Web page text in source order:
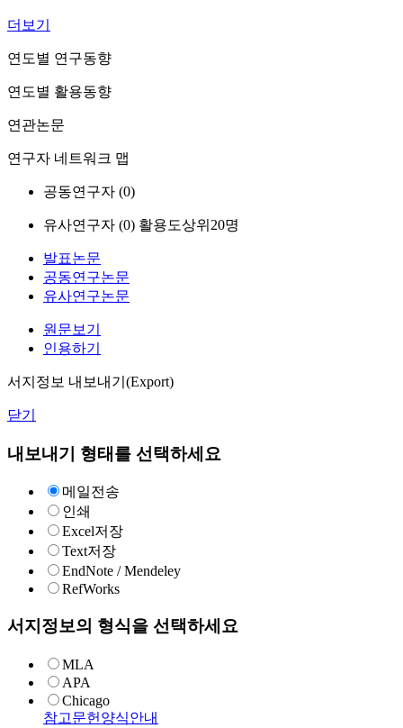
더보기
연도별 연구동향
연도별 활용동향
연관논문
연구자 네트워크 맵
공동연구자 (0)
유사연구자 (0) 활용도상위20명
발표논문
공동연구논문
유사연구논문
원문보기
인용하기
서지정보 내보내기(Export)
닫기
내보내기 형태를 선택하세요
메일전송
인쇄
Excel저장
Text저장
EndNote / Mendeley
RefWorks
서지정보의 형식을 선택하세요
MLA
APA
Chicago
참고문헌양식안내